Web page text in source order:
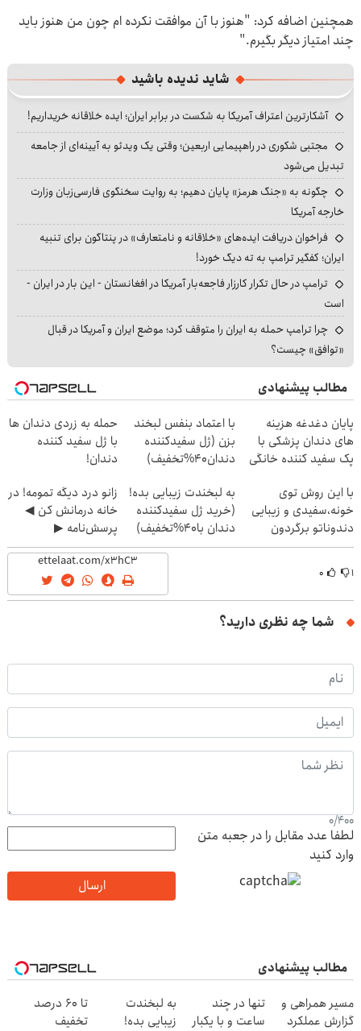
همچنین اضافه کرد: "هنوز با آن موافقت نکرده ام چون من هنوز باید
چند امتیاز دیگر بگیرم."
شاید ندیده باشید
آشکارترین اعتراف آمریکا به شکست در برابر ایران؛ ایده خلاقانه خریداریم!
مجتبی شکوری در راهپیمایی اربعین؛ وقتی یک ویدئو به آیینه‌ای از جامعه
تبدیل می‌شود
چگونه به «جنگ هرمز» پایان دهیم؛ به روایت سخنگوی فارسی‌زبان وزارت
خارجه آمریکا
فراخوان دریافت ایده‌های «خلاقانه و نامتعارف» در پنتاگون برای تنبیه
ایران؛ کفگیر ترامپ به ته دیگ خورد!
ترامپ در حال تکرار کارزار فاجعه‌بار آمریکا در افغانستان - این بار در ایران -
است
چرا ترامپ حمله به ایران را متوقف کرد؛ موضع ایران و آمریکا در قبال
«توافق» چیست؟
مطالب پیشنهادی
پایان دغدغه هزینه
های دندان پزشکی با
پک سفید کننده خانگی
با اعتماد بنفس لبخند
بزن (ژل سفیدکننده
دندان40%تخفیف)
حمله به زردی دندان ها
با ژل سفید کننده
دندان!
با این روش توی
خونه،سفیدی و زیبایی
دندوناتو برگردون
(40%off)
به لبخندت زیبایی بده!
(خرید ژل سفیدکننده
دندان با40%تخفیف)
زانو درد دیگه تمومه! در
خانه درمانش کن ◀
پرسش‌نامه ▶
۱ ۰
شما چه نظری دارید؟
0/400
لطفا عدد مقابل را در جعبه متن
وارد کنید
ارسال
مطالب پیشنهادی
مسیر همراهی و
گزارش عملکرد
تنها در چند
ساعت و با یکبار
به لبخندت
زیبایی بده!
تا 60 درصد
تخفیف